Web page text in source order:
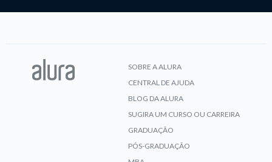
SOBRE A ALURA
CENTRAL DE AJUDA
BLOG DA ALURA
SUGIRA UM CURSO OU CARREIRA
GRADUAÇÃO
PÓS-GRADUAÇÃO